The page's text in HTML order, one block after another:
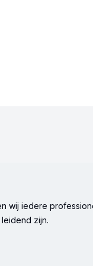
wij iedere
zijn.